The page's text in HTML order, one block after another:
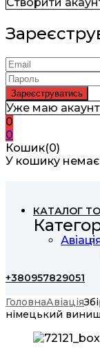
Створити
Уже маю акаунт
0
0
Кошик(0)
У кошику немає
КАТАЛОГ
+380957829051
ГоловнаАвіація
німецький